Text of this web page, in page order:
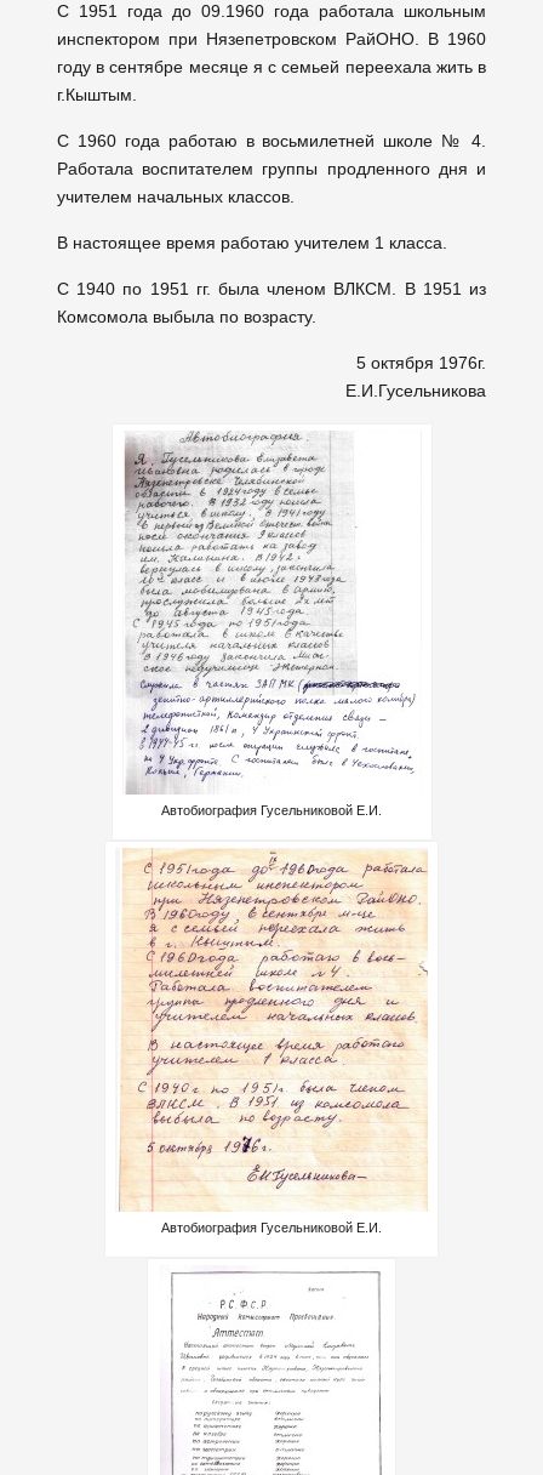
С 1951 года до 09.1960 года работала школьным
инспектором при Нязепетровском РайОНО. В 1960
году в сентябре месяце я с семьей переехала жить в
г.Кыштым.
С 1960 года работаю в восьмилетней школе № 4.
Работала воспитателем группы продленного дня и
учителем начальных классов.
В настоящее время работаю учителем 1 класса.
С 1940 по 1951 гг. была членом ВЛКСМ. В 1951 из
Комсомола выбыла по возрасту.
5 октября 1976г.
Е.И.Гусельникова
Автобиография Гусельниковой Е.И.
Автобиография Гусельниковой Е.И.